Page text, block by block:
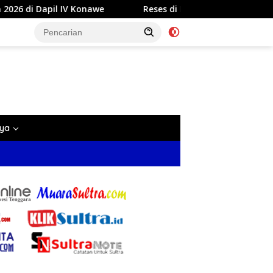
Reses di Labela, Anggota DPRD Sultra Dr Ardin Akan